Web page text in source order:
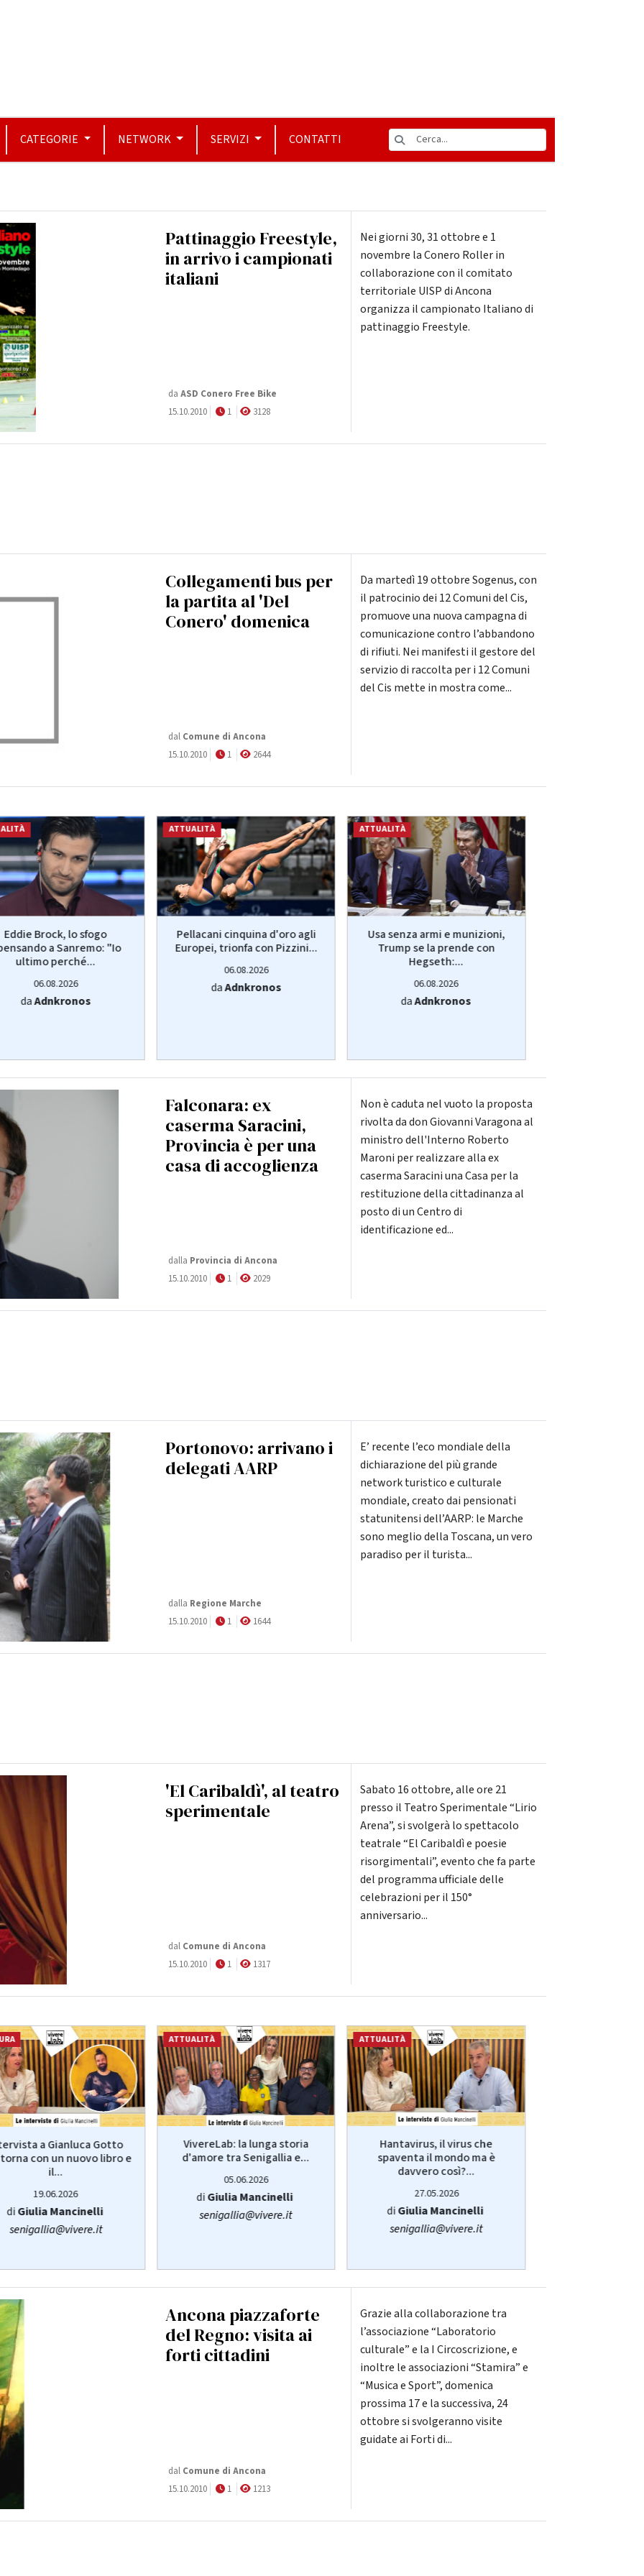
CATEGORIE NETWORK SERVIZI CONTATTI
Pattinaggio Freestyle,
in arrivo i campionati
italiani
da ASD Conero Free Bike
15.10.2010
1 3128
Nei giorni 30, 31 ottobre e 1
novembre la Conero Roller in
collaborazione con il comitato
territoriale UISP di Ancona
organizza il campionato Italiano di
pattinaggio Freestyle.
Collegamenti bus per
la partita al 'Del
Conero' domenica
dal Comune di Ancona
15.10.2010
1 2644
Da martedì 19 ottobre Sogenus, con
il patrocinio dei 12 Comuni del Cis,
promuove una nuova campagna di
comunicazione contro l’abbandono
di rifiuti. Nei manifesti il gestore del
servizio di raccolta per i 12 Comuni
del Cis mette in mostra come...
Eddie Brock, lo sfogo
a Sanremo: "Io
ultimo perché...
06.08.2026
daAdnkronos
ATTUALITÀ
Pellacani cinquina d'oro agli
Europei, trionfa con Pizzini...
06.08.2026
daAdnkronos
ATTUALITÀ
Usa senza armi e munizioni,
Trump se la prende con
Hegseth:...
06.08.2026
daAdnkronos
Falconara: ex
caserma Saracini,
Provincia è per una
casa di accoglienza
dalla Provincia di Ancona
15.10.2010
1 2029
Non è caduta nel vuoto la proposta
rivolta da don Giovanni Varagona al
ministro dell'Interno Roberto
Maroni per realizzare alla ex
caserma Saracini una Casa per la
restituzione della cittadinanza al
posto di un Centro di
identificazione ed...
Portonovo: arrivano i
delegati AARP
dalla Regione Marche
15.10.2010
1 1644
E’ recente l’eco mondiale della
dichiarazione del più grande
network turistico e culturale
mondiale, creato dai pensionati
statunitensi dell’AARP: le Marche
sono meglio della Toscana, un vero
paradiso per il turista...
'El Caribaldì', al teatro
sperimentale
dal Comune di Ancona
15.10.2010
1 1317
Sabato 16 ottobre, alle ore 21
presso il Teatro Sperimentale “Lirio
Arena”, si svolgerà lo spettacolo
teatrale “El Caribaldì e poesie
risorgimentali”, evento che fa parte
del programma ufficiale delle
celebrazioni per il 150°
anniversario...
a Gianluca Gotto
con un nuovo libro e
il...
19.06.2026
diGiulia Mancinelli
senigallia@vivere.it
ATTUALITÀ
VivereLab: la lunga storia
d'amore tra Senigallia e...
05.06.2026
diGiulia Mancinelli
senigallia@vivere.it
ATTUALITÀ
Hantavirus, il virus che
spaventa il mondo ma è
davvero così?...
27.05.2026
diGiulia Mancinelli
senigallia@vivere.it
Ancona piazzaforte
del Regno: visita ai
forti cittadini
dal Comune di Ancona
15.10.2010
1 1213
Grazie alla collaborazione tra
l’associazione “Laboratorio
culturale” e la I Circoscrizione, e
inoltre le associazioni “Stamira” e
“Musica e Sport”, domenica
prossima 17 e la successiva, 24
ottobre si svolgeranno visite
guidate ai Forti di...